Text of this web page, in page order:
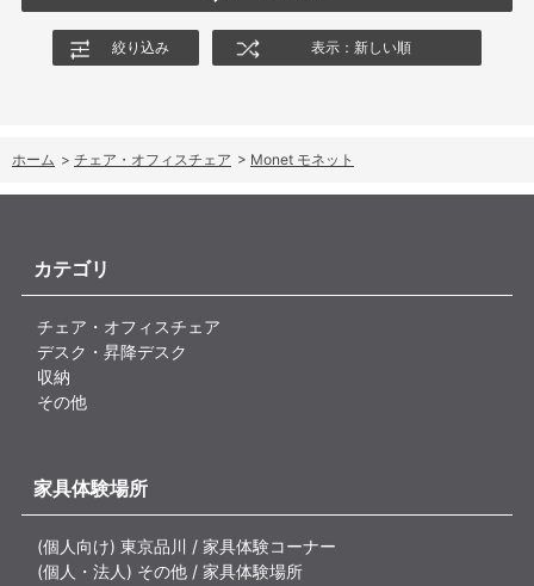
絞り込み 表示：新しい順
ホーム > チェア・オフィスチェア > Monet モネット
カテゴリ
チェア・オフィスチェア
デスク・昇降デスク
収納
その他
家具体験場所
(個人向け) 東京品川 / 家具体験コーナー
(個人・法人) その他 / 家具体験場所